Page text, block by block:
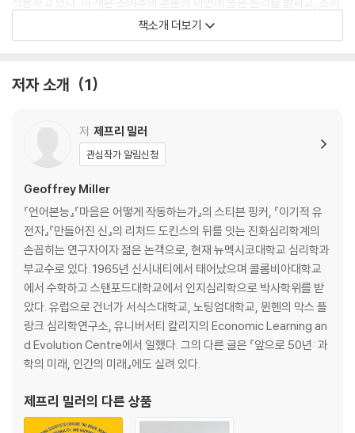
자인 우리가 자신의 소비를 다시 한번 뒤돌아 보게 한다.
us instincts behind American consumer culture
pent applies evolutionary psychology to the sensual wonderla
nd of marketing and perceived status that is American consu
chase things to advertise ourselves to others, and then exami
nes other factors that dictate what we spend money on. With
humor and insight, Miller analyzes an array of product choices
and deciphers what our decisions say about ourselves, giving
us access to a new way of understanding-and improving-our
behaviors to become happier consumers.
책소개 더보기
저자 소개 1
저 제프리 밀러
관심작가 알림신청
Geoffrey Miller
『언어본능』『마음은 어떻게 작동하는가』의 스티븐 핑커, 『이기적 유
전자』『만들어진 신』의 리처드 도킨스의 뒤를 잇는 진화심리학계의
손꼽히는 연구자이자 젊은 논객으로, 현재 뉴멕시코대학교 심리학과
부교수로 있다. 1965년 신시내티에서 태어났으며 콜롬비아대학교
에서 수학하고 스탠포드대학교에서 인지심리학으로 박사학위를 받
았다. 유럽으로 건너가 서식스대학교, 노팅엄대학교, 뮌헨의 막스 플
랑크 심리학연구소, 유니버서티 칼리지의 Economic Learning an
d Evolution Centre에서 일했다. 그의 다른 글은 『앞으로 50년: 과
학의 미래, 인간의 미래』에도 실려 있다.
제프리 밀러의 다른 상품